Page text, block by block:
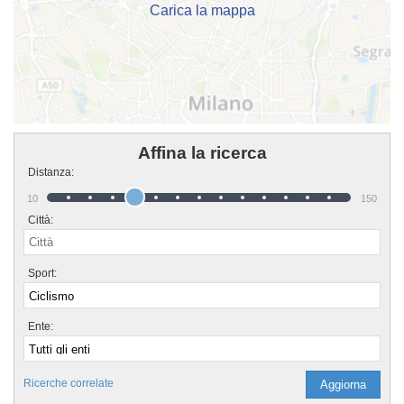
Carica la mappa
Affina la ricerca
Distanza:
10 150
Città:
Sport:
Ente:
Ricerche correlate